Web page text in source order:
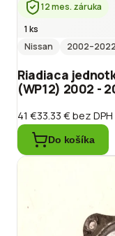
12 mes. záruka
1 ks
Nissan
2002–2022
Riadiaca
(WP12) 2002 -
41 €33.33 €bez DPH
Do košíka